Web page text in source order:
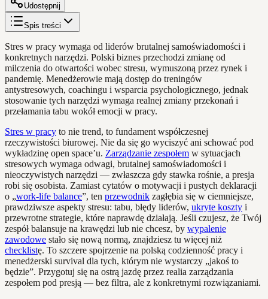
Udostępnij
Spis treści
Stres w pracy wymaga od liderów brutalnej samoświadomości i
konkretnych narzędzi. Polski biznes przechodzi zmianę od
milczenia do otwartości wobec stresu, wymuszoną przez rynek i
pandemię. Menedżerowie mają dostęp do treningów
antystresowych, coachingu i wsparcia psychologicznego, jednak
stosowanie tych narzędzi wymaga realnej zmiany przekonań i
przełamania tabu wokół emocji w pracy.
Stres w pracy to nie trend, to fundament współczesnej
rzeczywistości biurowej. Nie da się go wyciszyć ani schować pod
wykładzinę open space’u. Zarządzanie zespołem w sytuacjach
stresowych wymaga odwagi, brutalnej samoświadomości i
nieoczywistych narzędzi — zwłaszcza gdy stawka rośnie, a presja
robi się osobista. Zamiast cytatów o motywacji i pustych deklaracji
o „work-life balance”, ten przewodnik zagłębia się w ciemniejsze,
prawdziwsze aspekty stresu: tabu, błędy liderów, ukryte koszty i
przewrotne strategie, które naprawdę działają. Jeśli czujesz, że Twój
zespół balansuje na krawędzi lub nie chcesz, by wypalenie
zawodowe stało się nową normą, znajdziesz tu więcej niż
checklistę. To szczere spojrzenie na polską codzienność pracy i
menedżerski survival dla tych, którym nie wystarczy „jakoś to
będzie”. Przygotuj się na ostrą jazdę przez realia zarządzania
zespołem pod presją — bez filtra, ale z konkretnymi rozwiązaniami.